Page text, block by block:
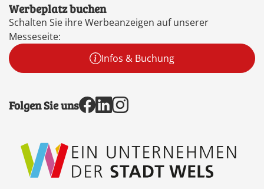
Werbeplatz buchen
Schalten Sie ihre Werbeanzeigen auf unserer
Messeseite:
Infos & Buchung
Folgen Sie uns